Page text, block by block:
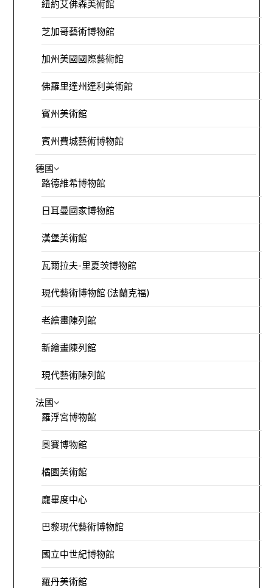
紐約艾佛森美術館
芝加哥藝術博物館
加州美國國際藝術館
佛羅里達州達利美術館
賓州美術館
賓州費城藝術博物館
德國
路德維希博物館
日耳曼國家博物館
漢堡美術館
瓦爾拉夫-里夏茨博物館
現代藝術博物館 (法蘭克福)
老繪畫陳列館
新繪畫陳列館
現代藝術陳列館
法國
羅浮宮博物館
奧賽博物館
橘園美術館
龐畢度中心
巴黎現代藝術博物館
國立中世紀博物館
羅丹美術館